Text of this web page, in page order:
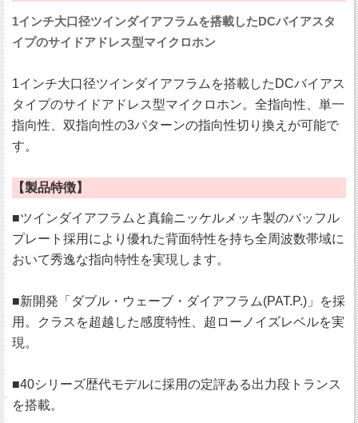
1インチ大口径ツインダイアフラムを搭載したDCバイアスタ
イプのサイドアドレス型マイクロホン
1インチ大口径ツインダイアフラムを搭載したDCバイアス
タイプのサイドアドレス型マイクロホン。全指向性、単一
指向性、双指向性の3パターンの指向性切り換えが可能で
す。
【製品特徴】
■ツインダイアフラムと真鍮ニッケルメッキ製のバッフル
プレート採用により優れた背面特性を持ち全周波数帯域に
おいて秀逸な指向特性を実現します。
■新開発「ダブル・ウェーブ・ダイアフラム(PAT.P.)」を採
用。クラスを超越した感度特性、超ローノイズレベルを実
現。
■40シリーズ歴代モデルに採用の定評ある出力段トランス
を搭載。